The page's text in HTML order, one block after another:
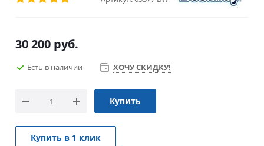
30 200 руб.
Есть в наличии ХОЧУ СКИДКУ!
Купить
Купить в 1 клик